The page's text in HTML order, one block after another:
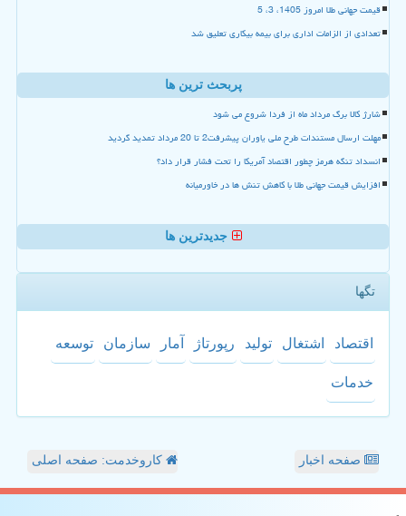
قیمت جهانی طلا امروز 1405، 3، 5
تعدادی از الزامات اداری برای بیمه بیکاری تعلیق شد
پربحث ترین ها
شارژ کالا برگ مرداد ماه از فردا شروع می شود
مهلت ارسال مستندات طرح ملی یاوران پیشرفت2 تا 20 مرداد تمدید گردید
انسداد تنگه هرمز چطور اقتصاد آمریکا را تحت فشار قرار داد؟
افزایش قیمت جهانی طلا با کاهش تنش ها در خاورمیانه
جدیدترین ها
تگها
اقتصاد اشتغال تولید رپورتاژ آمار سازمان توسعه
خدمات
صفحه اخبار کاروخدمت: صفحه اصلی